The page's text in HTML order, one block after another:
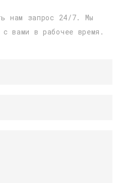
нам запрос 24/7. Мы
с вами в рабочее время.